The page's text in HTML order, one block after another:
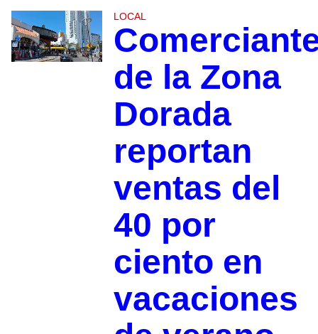
LOCAL
de la Zona
Dorada
reportan
ventas del
40 por
ciento en
vacaciones